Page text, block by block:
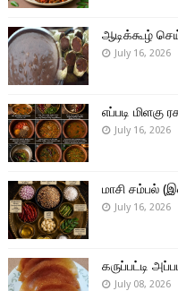
ஆடிக்கூழ்
July 16, 2026
எப்படி மிளகு
July 16, 2026
மாசி சம்பல்
July 16, 2026
கருப்பட்டி
July 08, 2026